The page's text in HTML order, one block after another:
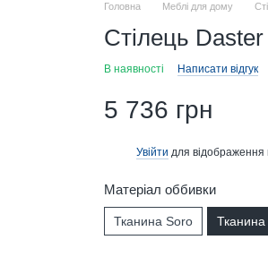
Головна Меблі для дому
Стілець
В наявності Написати відгук
5 736 грн
Увійти для відображення
Матеріал оббивки
Тканина Soro Тканина